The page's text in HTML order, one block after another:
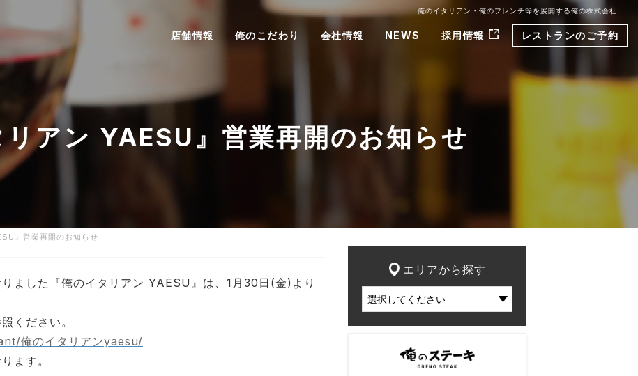
俺のイタリアン・俺のフレンチ等を展開する俺の株式会社
店舗情報 俺のこだわり 会社情報 NEWS 採用情報 レストランのご予約
リアン YAESU』営業再開のお知らせ
』営業再開のお知らせ
ました『俺のイタリアン YAESU』は、1月30日(金)より
ください。
俺のイタリアンyaesu/
ます。
エリアから探す